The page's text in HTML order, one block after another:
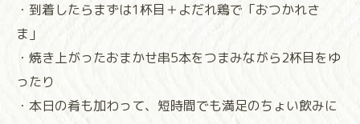
・到着したらまずは1杯目＋よだれ鶏で「おつかれさ
ま」
・焼き上がったおまかせ串5本をつまみながら2杯目をゆ
ったり
・本日の肴も加わって、短時間でも満足のちょい飲みに